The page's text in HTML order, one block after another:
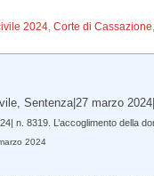
2024,Corte di Cassazione,
Sentenza|27 marzo
n. 8319. L’accoglimento della
2024